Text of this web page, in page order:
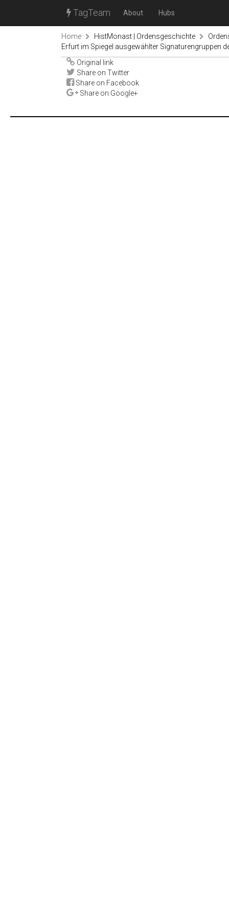
TagTeam About Hubs
Home HistMonast | Ordensgeschichte
Erfurt im Spiegel ausgewählter Signaturengruppen
Original link
Share on Twitter
Share on Facebook
Share on Google+